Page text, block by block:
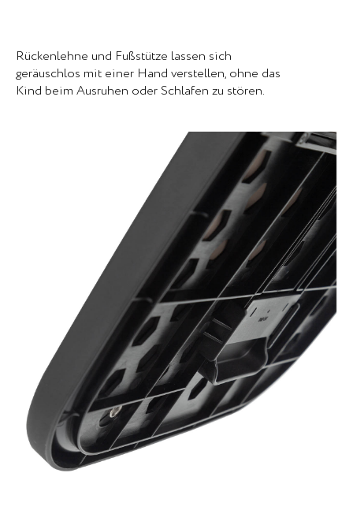
Rückenlehne und Fußstütze lassen sich
geräuschlos mit einer Hand verstellen, ohne das
Kind beim Ausruhen oder Schlafen zu stören.